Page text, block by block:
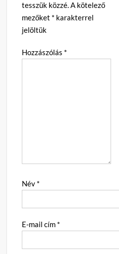
tesszük közzé.A kötelező
mezőket * karakterrel
jelöltük
Hozzászólás *
Név *
E-mail cím *